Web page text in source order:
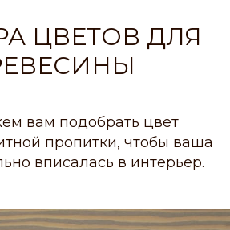
ЦВЕТОВ ДЛЯ
вам подобрать цвет
пропитки, чтобы ваша
вписалась в интерьер.